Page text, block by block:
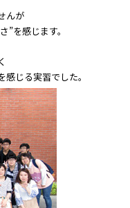
んが
”を感じます。
じる実習でした。